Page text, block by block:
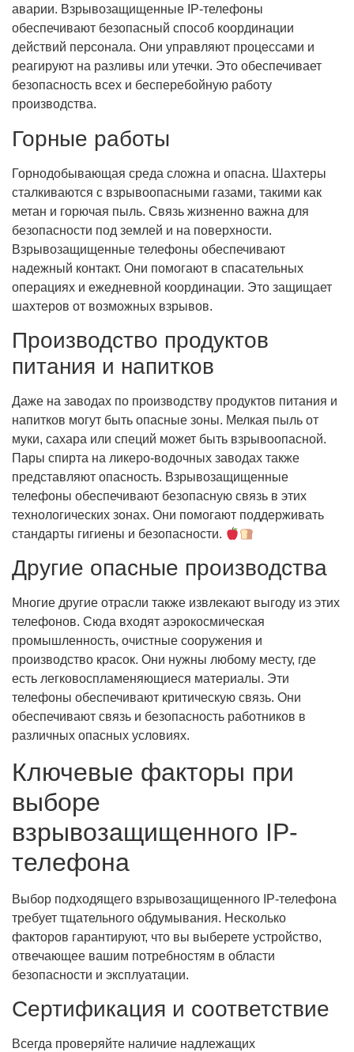
аварии. Взрывозащищенные IP-телефоны
обеспечивают безопасный способ координации
действий персонала. Они управляют процессами и
реагируют на разливы или утечки. Это обеспечивает
безопасность всех и бесперебойную работу
производства.
Горные работы
Горнодобывающая среда сложна и опасна. Шахтеры
сталкиваются с взрывоопасными газами, такими как
метан и горючая пыль. Связь жизненно важна для
безопасности под землей и на поверхности.
Взрывозащищенные телефоны обеспечивают
надежный контакт. Они помогают в спасательных
операциях и ежедневной координации. Это защищает
шахтеров от возможных взрывов.
Производство продуктов
питания и напитков
Даже на заводах по производству продуктов питания и
напитков могут быть опасные зоны. Мелкая пыль от
муки, сахара или специй может быть взрывоопасной.
Пары спирта на ликеро-водочных заводах также
представляют опасность. Взрывозащищенные
телефоны обеспечивают безопасную связь в этих
технологических зонах. Они помогают поддерживать
стандарты гигиены и безопасности.
Другие опасные производства
Многие другие отрасли также извлекают выгоду из этих
телефонов. Сюда входят аэрокосмическая
промышленность, очистные сооружения и
производство красок. Они нужны любому месту, где
есть легковоспламеняющиеся материалы. Эти
телефоны обеспечивают критическую связь. Они
обеспечивают связь и безопасность работников в
различных опасных условиях.
Ключевые факторы при
выборе
взрывозащищенного IP-
телефона
Выбор подходящего взрывозащищенного IP-телефона
требует тщательного обдумывания. Несколько
факторов гарантируют, что вы выберете устройство,
отвечающее вашим потребностям в области
безопасности и эксплуатации.
Сертификация и соответствие
Всегда проверяйте наличие надлежащих